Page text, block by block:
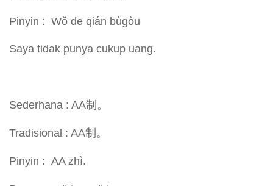
Pinyin : Wǒ de qián bùgòu
Saya tidak punya cukup uang.
Sederhana : AA制。
Tradisional : AA制。
Pinyin : AA zhì.